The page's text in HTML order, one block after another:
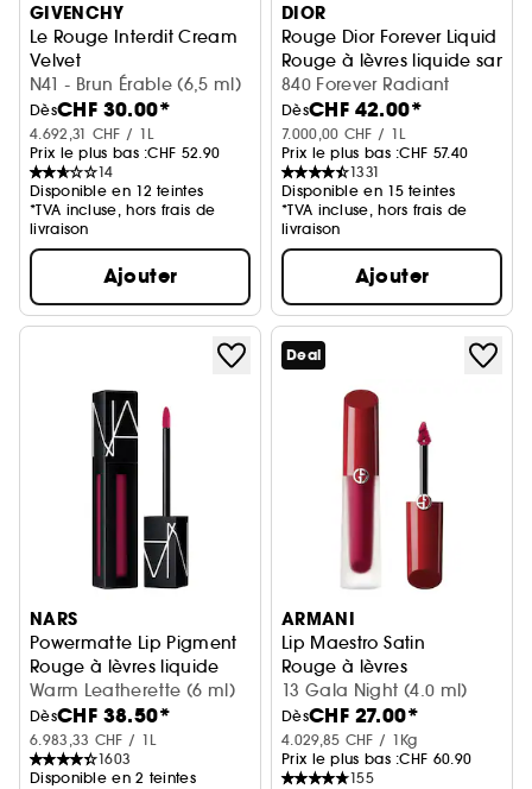
GIVENCHY
Le Rouge Interdit Cream
Velvet
Rouge à lèvres mat longue tenue
N41 - Brun Érable (6,5 ml)
DèsCHF 30.00*
4.692,31 CHF / 1L
Prix le plus bas :CHF 52.90
14
Disponible en 12 teintes
*TVA incluse, hors frais de
livraison
Ajouter
DIOR
Rouge Dior Forever Liquid
Rouge à lèvres liquide sans
840 Forever Radiant
DèsCHF 42.00*
7.000,00 CHF / 1L
Prix le plus bas :CHF 57.40
1331
Disponible en 15 teintes
*TVA incluse, hors frais de
livraison
Ajouter
NARS
Powermatte Lip Pigment
Rouge à lèvres liquide
Warm Leatherette (6 ml)
DèsCHF 38.50*
6.983,33 CHF / 1L
1603
Disponible en 2 teintes
Deal
ARMANI
Lip Maestro Satin
Rouge à lèvres
13 Gala Night (4.0 ml)
DèsCHF 27.00*
4.029,85 CHF / 1Kg
Prix le plus bas :CHF 60.90
155